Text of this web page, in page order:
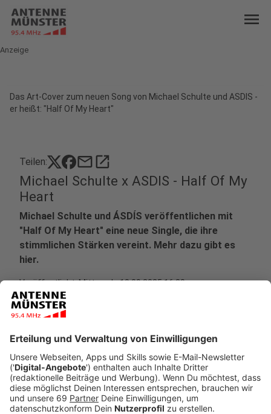
menu
Anzeige
Das Art-Cover zum neuen Song von Michael Schulte und ASDIS -
er heißt: "Half Of My Heart"
Teilen: mailopen_in_new
Michael Schulte x ASDIS - Half Of My
Heart
Michael Schulte und ÁSDÍS veröffentlichen mit
"Half Of My Heart" eine neue Single, die ihre
stimmlichen Stärken vereint. Mehr dazu gibt es
hier.
Veröffentlicht:Mittwoch, 10.09.2025 16:30
Anzeige
Michael Schulte, einer der meistgespielten Künstler im
deutschen Radio, hat gemeinsam mit der isländischen
Sängerin ÁSDÍS die Single "Half Of My Heart"
veröffentlicht. Der Pop-Track kombiniert die